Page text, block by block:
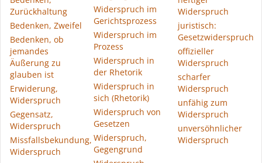
Zurückhaltung
Bedenken, Zweifel
Bedenken, ob
jemandes
Äußerung zu
glauben ist
Erwiderung,
Widerspruch
Gegensatz,
Widerspruch
Missfallsbekundung,
Widerspruch
Widerspruch im
Gerichtsprozess
Widerspruch im
Prozess
Widerspruch in
der Rhetorik
Widerspruch in
sich (Rhetorik)
Widerspruch von
Gesetzen
Widerspruch,
Gegengrund
Widerspruch
juristisch:
Gesetzwiderspruch
offizieller
Widerspruch
scharfer
Widerspruch
unfähig zum
Widerspruch
unversöhnlicher
Widerspruch